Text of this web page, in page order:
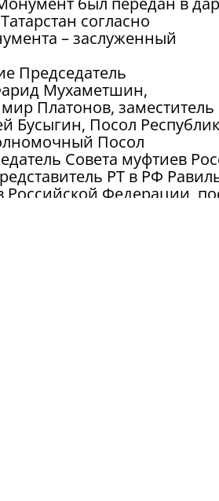
согласно
– заслуженный
Председатель
Мухаметшин,
Платонов, заместитель
Бусыгин, Посол
Посол
Совета муфтиев
РТ в РФ
Российской Федерации,